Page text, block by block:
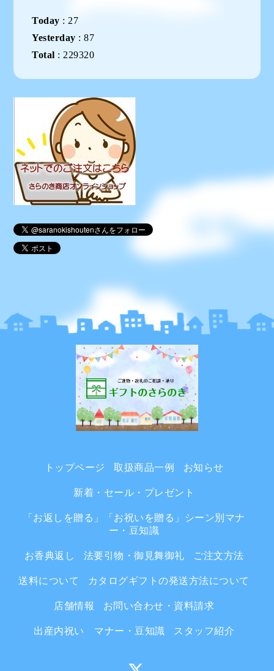
Today : 27
Yesterday :87
Total : 229320
トップページ 取扱商品一例 お知らせ
新着・セール・プレゼント
「お返しを贈る」「お祝いを贈る」シーン別マナ
ー・豆知識
お香典返し 法要引物・御見舞御礼 ご注文方法
送料について カタログギフトの発送方法について
店舗情報 お問い合わせ・資料請求
出産内祝い マナー・豆知識 スタッフ紹介